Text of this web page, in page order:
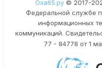
Оха65.ру© 2017-
Федеральной службе
информационных
коммуникаций.
77 - 84778 от 1